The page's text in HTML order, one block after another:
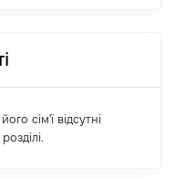
сім'ї відсутні